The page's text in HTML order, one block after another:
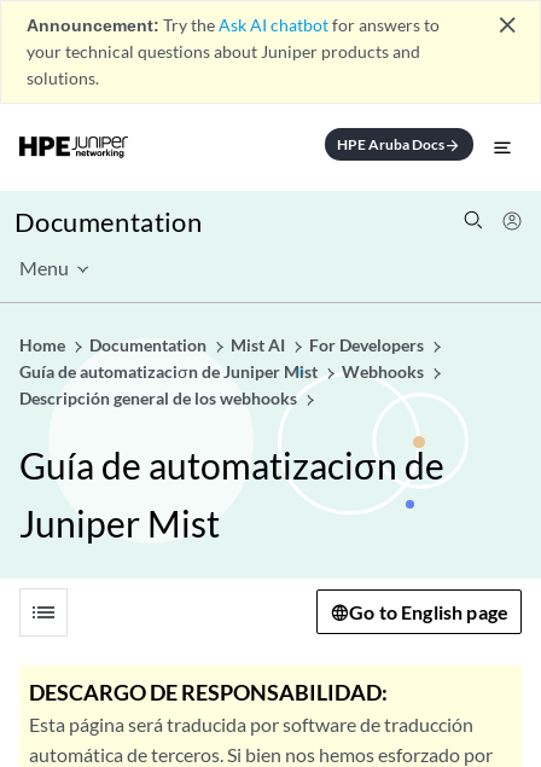
Announcement: Try theAsk AI chatbotfor answers to
your technical questions about Juniper products and
solutions.
close
HPE Aruba Docsarrow_forward
Documentation
Menu
Home Documentation Mist AI
For Developers
Guía de automatizaciσn de Juniper Mist
Webhooks
Descripción general de los webhooks
Guía de automatizaciσn de
Juniper Mist
list Go to English page
DESCARGO DE RESPONSABILIDAD:
Esta página será traducida por software de traducción
automática de terceros. Si bien nos hemos esforzado por